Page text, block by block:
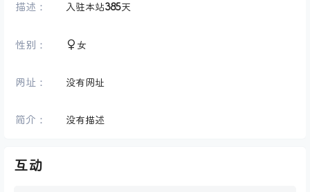
描述： 入驻本站385天
性别： 女
网址： 没有网址
简介： 没有描述
互动